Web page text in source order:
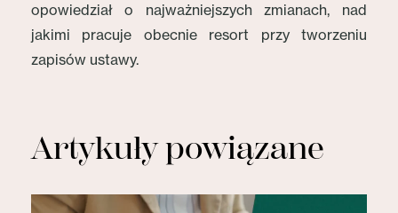
opowiedział o najważniejszych zmianach, nad
jakimi pracuje obecnie resort przy tworzeniu
zapisów ustawy.
Artykuły powiązane